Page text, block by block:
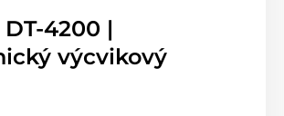
4200 |
výcvikový